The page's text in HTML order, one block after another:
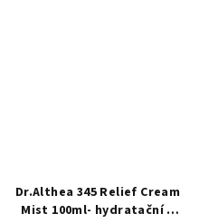
Dr.Althea 345 Relief Cream
Mist 100ml- hydratační a